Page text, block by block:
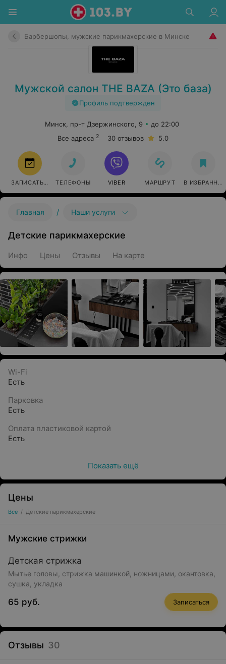
Барбершопы, мужские парикмахерские в Минске
Мужской салон THE BAZA (Это база)
Профиль подтвержден
Минск, пр-т Дзержинского, 9
до 22:00
Все адреса 2 30 отзывов 5.0
ЗАПИСАТЬСЯ ТЕЛЕФОНЫ VIBER МАРШРУТ В ИЗБРАННОЕ
Главная / Наши услуги
Детские парикмахерские
Инфо Цены Отзывы На карте
Wi-Fi
Есть
Парковка
Есть
Оплата пластиковой картой
Есть
Показать ещё
Цены
Все / Детские парикмахерские
Мужские стрижки
Детская стрижка
Мытье головы, стрижка машинкой, ножницами, окантовка,
сушка, укладка
65 руб. Записаться
Отзывы 30